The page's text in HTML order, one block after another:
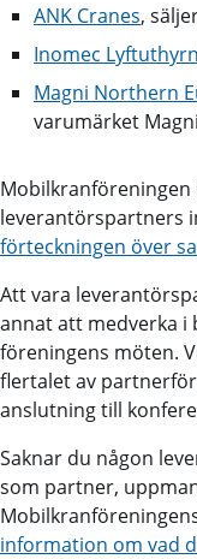
ANK Cranes,
Inomec
Magni Northern
varumärket
leverantörspartners
förteckningen över
Att vara
annat att medverka i
föreningens möten.
flertalet av
anslutning till
Saknar du någon
som partner,
information om vad